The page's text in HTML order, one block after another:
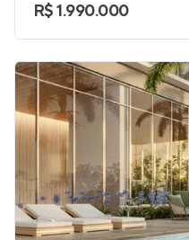
R$ 1.990.000